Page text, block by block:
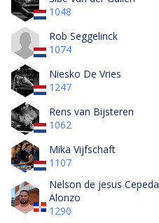
1048
Rob Seggelinck
1074
Niesko De Vries
1247
Rens van Bijsteren
1062
Mika Vijfschaft
1107
Nelson de jesus Cepeda
Alonzo
1290